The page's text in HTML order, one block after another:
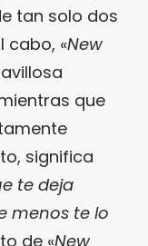
tan solo dos
cabo, «New
que
significa
te deja
menos te lo
de «New